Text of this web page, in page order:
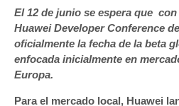
El 12 de junio se espera que
Huawei Developer Conference
oficialmente la fecha de la beta
enfocada inicialmente en
Europa.
Para el mercado local, Huawei